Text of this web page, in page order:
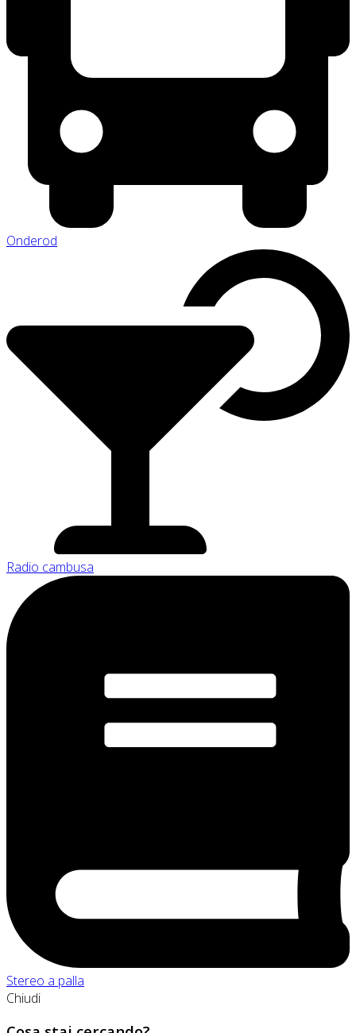
Onderod
Radio cambusa
Stereo a palla
Chiudi